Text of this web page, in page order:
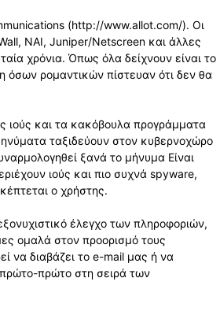
(http://www.allot.com/). Οι
NAI, Juniper/Netscreen και άλλες
χρόνια. Όπως όλα δείχνουν είναι το
όσων ρομαντικών πίστευαν ότι δεν θα
ιούς και τα κακόβουλα προγράμματα
ταξιδεύουν στον κυβερνοχώρο
ξανά το μήνυμα Είναι
ιούς και πιο συχνά spyware,
ο χρήστης.
έλεγχο των πληροφοριών,
ομαλά στον προορισμό τους
να διαβάζει το e-mail μας ή να
πρώτο στη σειρά των